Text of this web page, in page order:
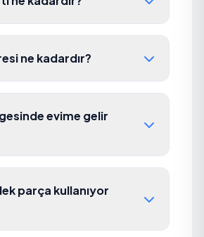
ne kadardır?
evime gelir
parça kullanıyor